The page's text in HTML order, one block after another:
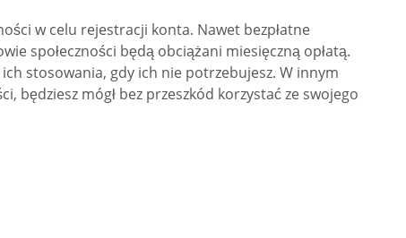
w celu rejestracji konta. Nawet bezpłatne
społeczności będą obciążani miesięczną opłatą.
stosowania, gdy ich nie potrzebujesz. W innym
będziesz mógł bez przeszkód korzystać ze swojego